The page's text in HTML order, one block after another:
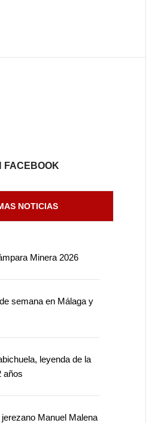
FACEBOOK
NOTICIAS
Minera 2026
semana en Málaga y
leyenda de la
años
Manuel Malena